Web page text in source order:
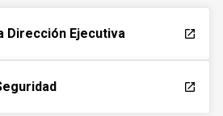
Dirección Ejecutiva launch
launch